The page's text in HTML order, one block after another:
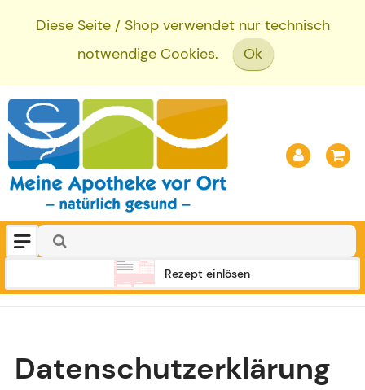
Diese Seite / Shop verwendet nur technisch
notwendige Cookies.
Ok
Rezept einlösen
Datenschutzerklärung